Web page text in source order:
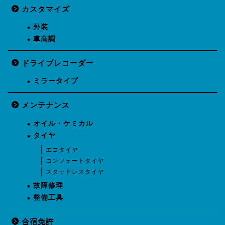
カスタマイズ
外装
車高調
ドライブレコーダー
ミラータイプ
メンテナンス
オイル・ケミカル
タイヤ
エコタイヤ
コンフォートタイヤ
スタッドレスタイヤ
故障修理
整備工具
合宿免許